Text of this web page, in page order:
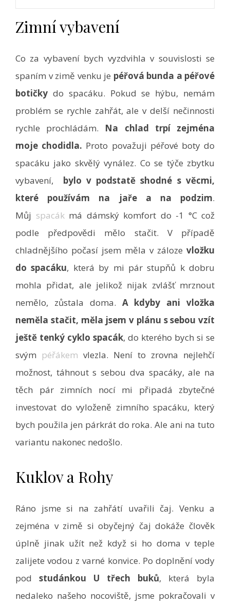
Zimní vybavení
Co za vybavení bych vyzdvihla v souvislosti se
spaním v zimě venku je péřová bunda a péřové
botičky do spacáku. Pokud se hýbu, nemám
problém se rychle zahřát, ale v delší nečinnosti
rychle prochládám. Na chlad trpí zejména
moje chodidla. Proto považuji péřové boty do
spacáku jako skvělý vynález. Co se týče zbytku
vybavení, bylo v podstatě shodné s věcmi,
které používám na jaře a na podzim.
Můj spacákmá dámský komfort do -1 °C což
podle předpovědi mělo stačit. V případě
chladnějšího počasí jsem měla v záloze vložku
do spacáku, která by mi pár stupňů k dobru
mohla přidat, ale jelikož nijak zvlášť mrznout
nemělo, zůstala doma. A kdyby ani vložka
neměla stačit, měla jsem v plánu s sebou vzít
ještě tenký cyklo spacák, do kterého bych si se
svým péřákem vlezla. Není to zrovna nejlehčí
možnost, táhnout s sebou dva spacáky, ale na
těch pár zimních nocí mi připadá zbytečné
investovat do vyloženě zimního spacáku, který
bych použila jen párkrát do roka. Ale ani na tuto
variantu nakonec nedošlo.
Kuklov a Rohy
Ráno jsme si na zahřátí uvařili čaj. Venku a
zejména v zimě si obyčejný čaj dokáže člověk
úplně jinak užít než když si ho doma v teple
zalijete vodou z varné konvice. Po doplnění vody
pod studánkou U třech buků, která byla
nedaleko našeho nocoviště, jsme pokračovali v